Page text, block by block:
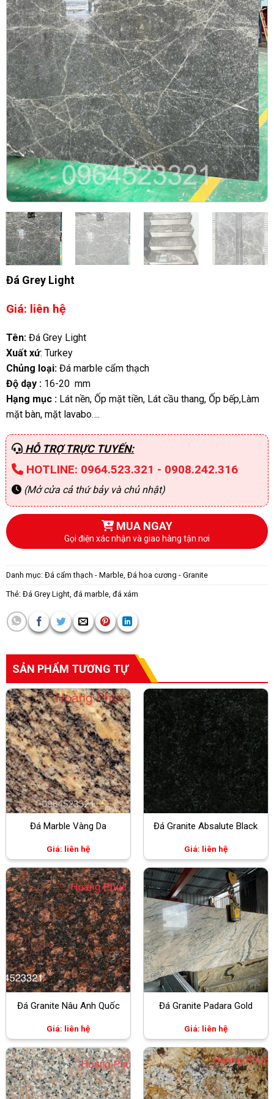
Đá Grey Light
Giá: liên hệ
Tên: Đá Grey Light
Xuất xứ: Turkey
Chủng loại:Đá marble cẩm thạch
Độ dạy :16-20 mm
Hạng mục :Lát nền, Ốp mặt tiền, Lát cầu thang, Ốp bếp,Làm
mặt bàn, mặt lavabo….
HỖ TRỢ TRỰC TUYẾN:
HOTLINE: 0964.523.321 - 0908.242.316
(Mở cửa cả thứ bảy và chủ nhật)
MUA NGAY
Gọi điện xác nhận và giao hàng tận nơi
Danh mục: Đá cẩm thạch - Marble, Đá hoa cương - Granite
Thẻ: Đá Grey Light, đá marble, đá xám
SẢN PHẨM TƯƠNG TỰ
Đá Marble Vàng Da
Giá: liên hệ
Đá Granite Absalute Black
Giá: liên hệ
Đá Granite Nâu Anh Quốc
Giá: liên hệ
Đá Granite Padara Gold
Giá: liên hệ